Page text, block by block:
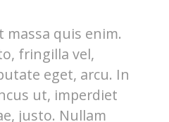
massa quis enim.
fringilla vel,
eget, arcu. In
ut, imperdiet
justo. Nullam